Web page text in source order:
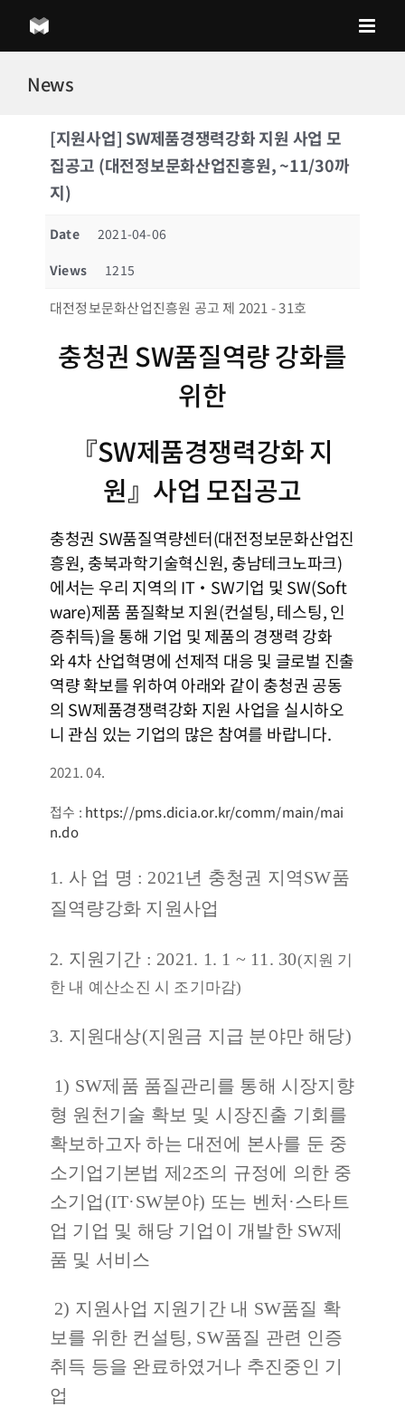
content
News
[지원사업] SW제품경쟁력강화 지원 사업 모
집공고 (대전정보문화산업진흥원, ~11/30까
지)
Date
2021-04-06
Views
1215
대전정보문화산업진흥원 공고 제 2021 - 31호
충청권 SW품질역량 강화를
위한
『SW제품경쟁력강화 지
원』사업 모집공고
충청권 SW품질역량센터(대전정보문화산업진
흥원, 충북과학기술혁신원, 충남테크노파크)
에서는 우리 지역의 IT・SW기업 및 SW(Soft
ware)제품 품질확보 지원(컨설팅, 테스팅, 인
증취득)을 통해 기업 및 제품의 경쟁력 강화
와 4차 산업혁명에 선제적 대응 및 글로벌 진출
역량 확보를 위하여 아래와 같이 충청권 공동
의 SW제품경쟁력강화 지원 사업을 실시하오
니 관심 있는 기업의 많은 참여를 바랍니다.
2021. 04.
접수 : https://pms.dicia.or.kr/comm/main/mai
n.do
1. 사 업 명 : 2021년 충청권 지역SW품
질역량강화 지원사업
2. 지원기간 : 2021. 1. 1 ~ 11. 30(지원 기
한 내 예산소진 시 조기마감)
3. 지원대상(지원금 지급 분야만 해당)
1) SW제품 품질관리를 통해 시장지향
형 원천기술 확보 및 시장진출 기회를
확보하고자 하는 대전에 본사를 둔 중
소기업기본법 제2조의 규정에 의한 중
소기업(IT·SW분야) 또는 벤처·스타트
업 기업 및 해당 기업이 개발한 SW제
품 및 서비스
2) 지원사업 지원기간 내 SW품질 확
보를 위한 컨설팅, SW품질 관련 인증
취득 등을 완료하였거나 추진중인 기
업